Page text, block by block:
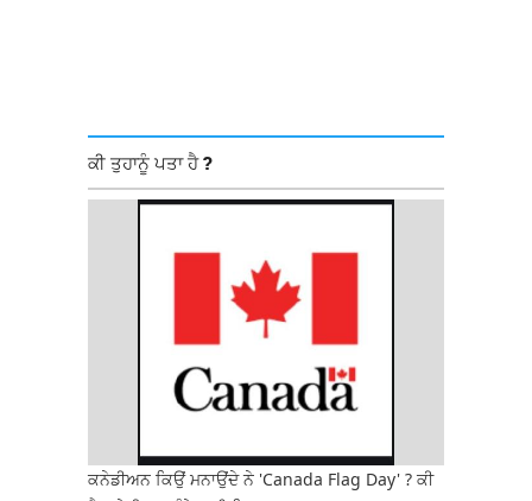
ਕੀ ਤੁਹਾਨੂੰ ਪਤਾ ਹੈ ?
ਕਨੇਡੀਅਨ ਕਿਉਂ ਮਨਾਉਂਦੇ ਨੇ 'Canada Flag Day' ? ਕੀ